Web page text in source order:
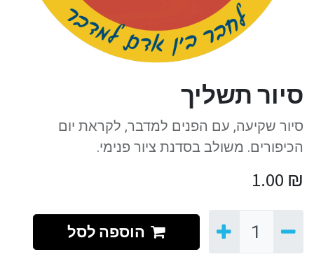
סיור תשליך
סיור שקיעה, עם הפנים למדבר, לקראת יום
הכיפורים. משולב בסדנת ציור פנימי.
₪
1.00
הוספה לסל